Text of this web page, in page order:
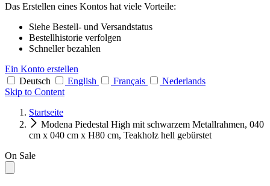
Das Erstellen eines Kontos hat viele Vorteile:
Siehe Bestell- und Versandstatus
Bestellhistorie verfolgen
Schneller bezahlen
Ein Konto erstellen
Deutsch
English Français
Nederlands
Skip to Content
Startseite
Modena Piedestal High mit schwarzem Metallrahmen, 040
cm x 040 cm x H80 cm, Teakholz hell gebürstet
On Sale